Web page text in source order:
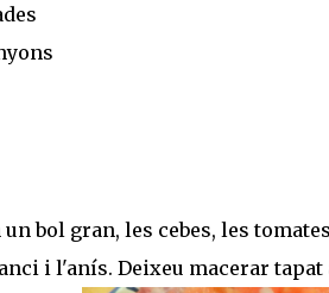
un bol gran, les cebes, les
i l'anís. Deixeu macerar tapat